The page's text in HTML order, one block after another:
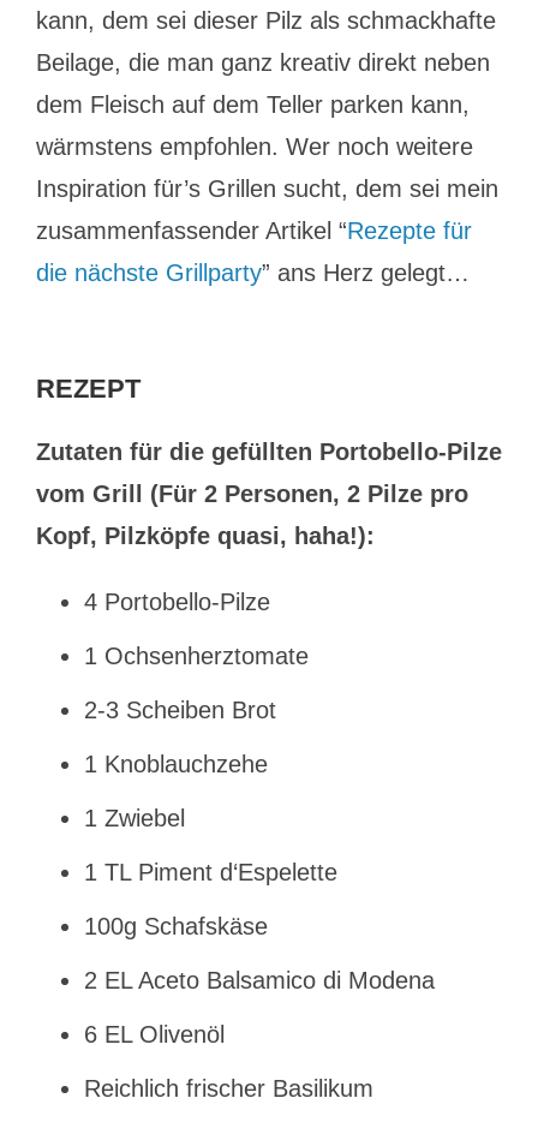
kann, dem sei dieser Pilz als schmackhafte
Beilage, die man ganz kreativ direkt neben
dem Fleisch auf dem Teller parken kann,
wärmstens empfohlen. Wer noch weitere
Inspiration für’s Grillen sucht, dem sei mein
zusammenfassender Artikel “Rezepte für
die nächste Grillparty” ans Herz gelegt…
REZEPT
Zutaten für die gefüllten Portobello-Pilze
vom Grill (Für 2 Personen, 2 Pilze pro
Kopf, Pilzköpfe quasi, haha!):
4 Portobello-Pilze
1 Ochsenherztomate
2-3 Scheiben Brot
1 Knoblauchzehe
1 Zwiebel
1 TL Piment d‘Espelette
100g Schafskäse
2 EL Aceto Balsamico di Modena
6 EL Olivenöl
Reichlich frischer Basilikum